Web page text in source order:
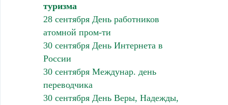
туризма
28 сентября День работников
атомной пром-ти
30 сентября День Интернета в
России
30 сентября Междунар. день
переводчика
30 сентября День Веры, Надежды,